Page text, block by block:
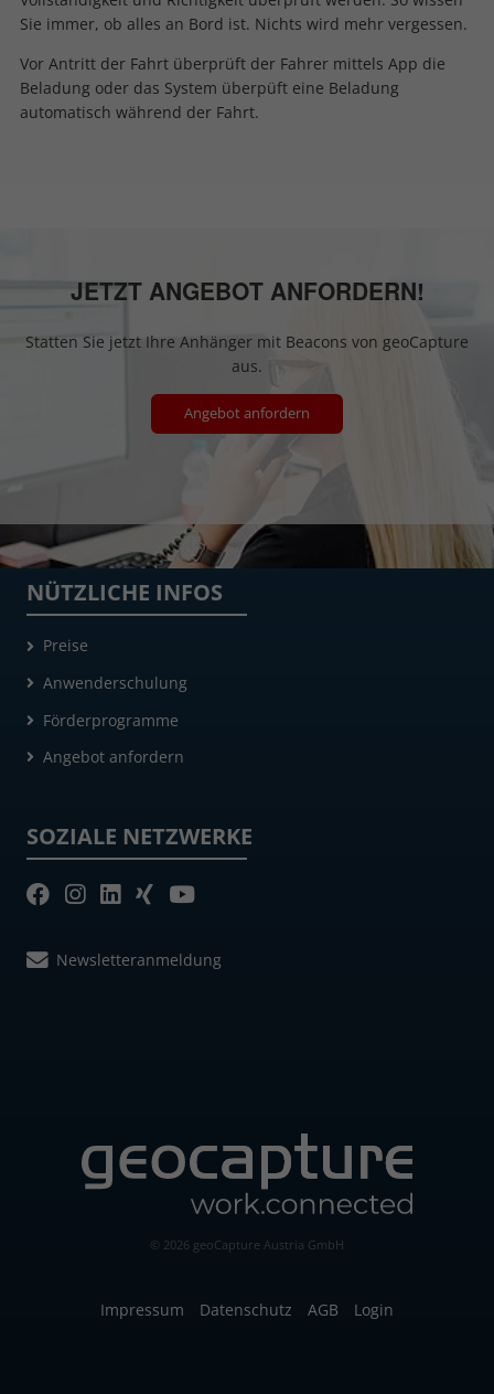
Sie immer, ob alles an Bord ist. Nichts wird mehr vergessen.
Vor Antritt der Fahrt überprüft der Fahrer mittels App die
Beladung oder das System überpüft eine Beladung
automatisch während der Fahrt.
JETZT ANGEBOT ANFORDERN!
Statten Sie jetzt Ihre Anhänger mit Beacons von geoCapture
aus.
Angebot anfordern
NÜTZLICHE INFOS
Preise
Anwenderschulung
Förderprogramme
Angebot anfordern
SOZIALE NETZWERKE
Newsletteranmeldung
© 2026 geoCapture Austria GmbH
Impressum Datenschutz AGB Login